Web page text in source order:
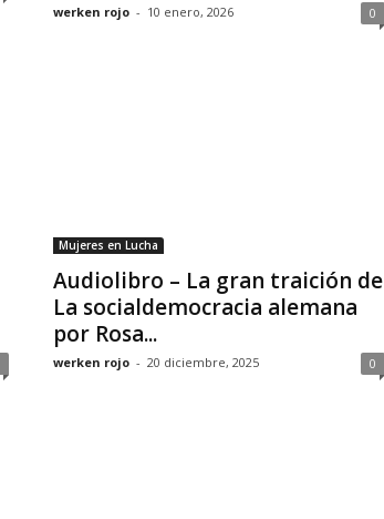
werken rojo - 10 enero, 2026 0
Mujeres en Lucha
Audiolibro – La gran traición de
La socialdemocracia alemana
por Rosa...
werken rojo - 20 diciembre, 2025 0